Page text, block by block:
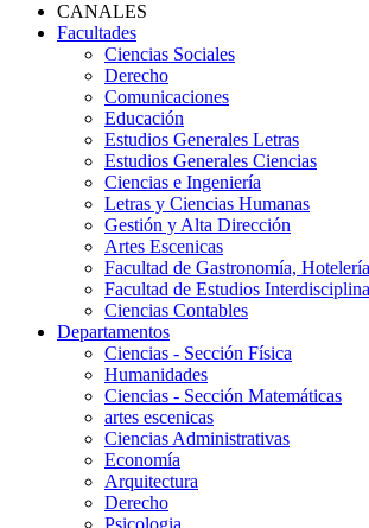
CANALES
Facultades
Ciencias Sociales
Derecho
Comunicaciones
Educación
Estudios Generales Letras
Estudios Generales Ciencias
Ciencias e Ingeniería
Letras y Ciencias Humanas
Gestión y Alta Dirección
Artes Escenicas
Facultad de Gastronomía,
Facultad de Estudios
Ciencias Contables
Departamentos
Ciencias - Sección Física
Humanidades
Ciencias - Sección Matemáticas
artes escenicas
Ciencias Administrativas
Economía
Arquitectura
Derecho
Psicologia